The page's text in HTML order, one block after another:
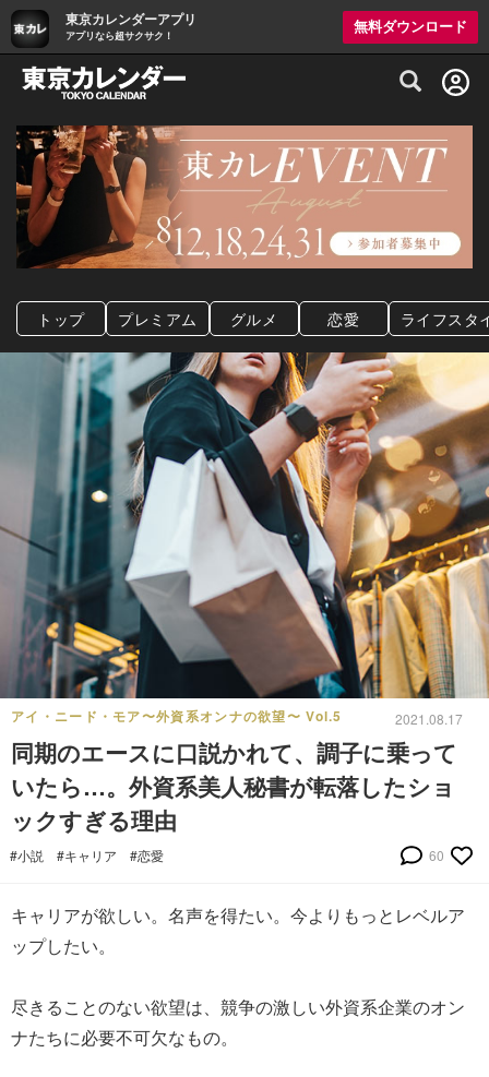
東京カレンダーアプリ
アプリなら超サクサク！
無料ダウンロード
グルメ情報・プレミアムレストラン予約
トップ プレミアム グルメ 恋愛 ライフスタ
アイ・ニード・モア〜外資系オンナの欲望〜 Vol.5 2021.08.17
同期のエースに口説かれて、調子に乗って
いたら…。外資系美人秘書が転落したショ
ックすぎる理由
#小説 #キャリア #恋愛 60
キャリアが欲しい。名声を得たい。今よりもっとレベルア
ップしたい。
尽きることのない欲望は、競争の激しい外資系企業のオン
ナたちに必要不可欠なもの。